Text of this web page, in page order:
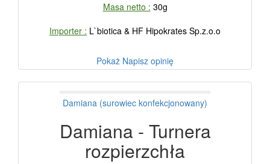
Masa netto : 30g
Importer : L`biotica & HF Hipokrates Sp.z.o.o
Pokaż Napisz opinię
Damiana (surowiec konfekcjonowany)
Damiana - Turnera
rozpierzchła